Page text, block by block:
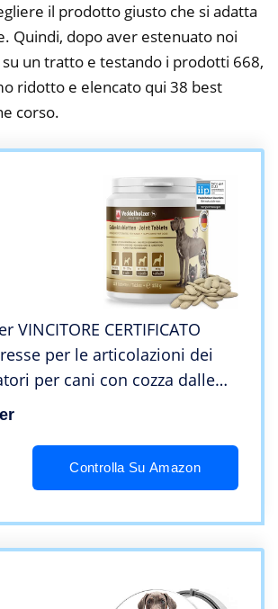
il prodotto giusto che si adatta
Quindi, dopo aver estenuato noi
un tratto e testando i prodotti 668,
ridotto e elencato qui 38 best
corso.
VINCITORE CERTIFICATO
per le articolazioni dei
per cani con cozza dalle
MSM e artiglio del diavolo
Controlla Su Amazon